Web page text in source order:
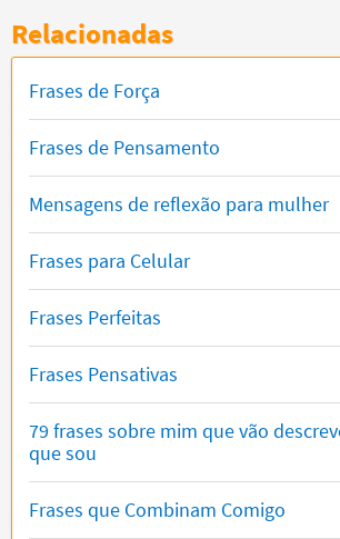
Relacionadas
Frases de Força
Frases de Pensamento
Mensagens de reflexão para mulher
Frases para Celular
Frases Perfeitas
Frases Pensativas
79 frases sobre mim que vão
que sou
Frases que Combinam Comigo